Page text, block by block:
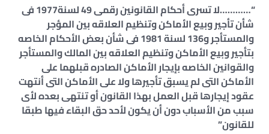
“…………لا تسرى أحكام القانونين رقمى 49 لسنة1977 فى
شأن تأجير وبيع الأماكن وتنظيم العلاقه بين المؤجر
والمستأجر و136 لسنة 1981 فى شأن بعض الأحكام الخاصه
بتأجير وبيع الأماكن وتنظيم العلاقه بين المالك والمستأجر
والقوانين الخاصه بإيجار الأماكن الصادره قبلهما على
الأماكن التى لم يسبق تأجيرها ولا على الأماكن التى أنتهت
عقود إيجارها قبل العمل بهذا القانون أو تنتهى بعده لأى
سبب من الأسباب دون أن يكون لأحد حق البقاء فيها طبقا
للقانون”